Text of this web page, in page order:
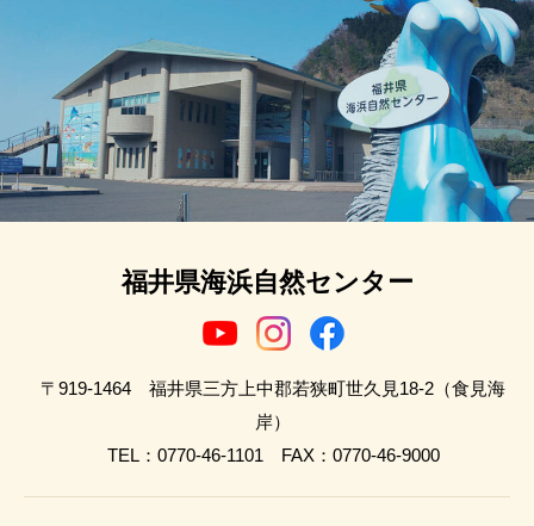
福井県海浜自然センター
〒919-1464 福井県三方上中郡若狭町世久見18-2（食見海
岸）
TEL：0770-46-1101 FAX：0770-46-9000